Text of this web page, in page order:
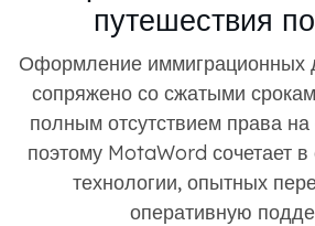
путешествия
Оформление иммиграционных
сопряжено со сжатыми
полным отсутствием права
поэтому MotaWord сочетает
технологии, опытных
оперативную